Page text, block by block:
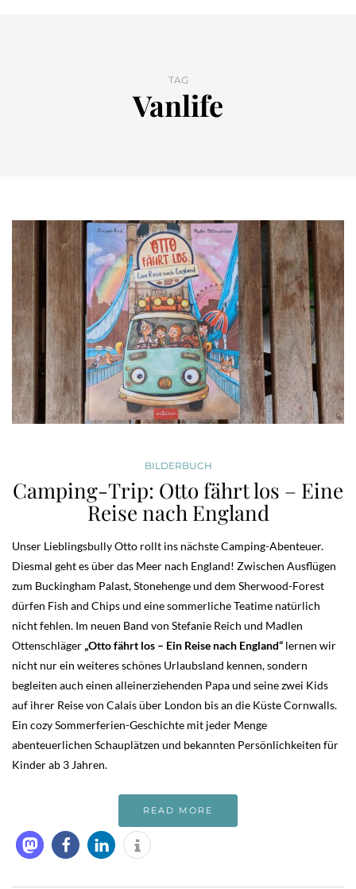
TAG
Vanlife
BILDERBUCH
Camping-Trip: Otto fährt los – Eine
Reise nach England
Unser Lieblingsbully Otto rollt ins nächste Camping-Abenteuer.
Diesmal geht es über das Meer nach England! Zwischen Ausflügen
zum Buckingham Palast, Stonehenge und dem Sherwood-Forest
dürfen Fish and Chips und eine sommerliche Teatime natürlich
nicht fehlen. Im neuen Band von Stefanie Reich und Madlen
Ottenschläger „Otto fährt los – Ein Reise nach England“ lernen wir
nicht nur ein weiteres schönes Urlaubsland kennen, sondern
begleiten auch einen alleinerziehenden Papa und seine zwei Kids
auf ihrer Reise von Calais über London bis an die Küste Cornwalls.
Ein cozy Sommerferien-Geschichte mit jeder Menge
abenteuerlichen Schauplätzen und bekannten Persönlichkeiten für
Kinder ab 3 Jahren.
READ MORE